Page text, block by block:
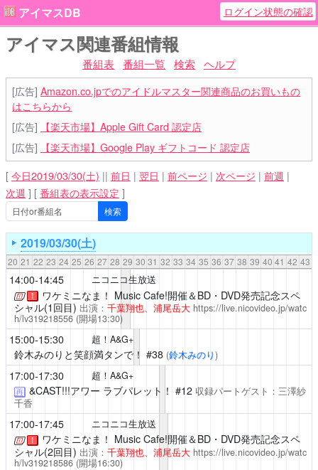
アイマスDB ログイン状態の確認
アイマス関連番組情報
番組表 番組一覧 検索 ヘルプ
[広告] Amazon.co.jpでのアイドルマスター関連商品のお買いもの
はこちらから
[広告]
【楽天市場】Apple Gift Card 認定店
[広告]
【楽天市場】Google Play ギフトコード 認定店
[ 今日2019/03/30(土) || 前日 | 翌日 | 前ページ | 次ページ | 前週 |
次週 ] [ 番組表の表示設定 ]
2019/03/30(土)
20 21 22 23 24 25 26 27 28 29 30 31 32 33 34 35 36 37 38 39 40 41 42 43
14:00-14:45 ニコニコ生放送
！ ワケミニなま！ Music Cafe!開催＆BD・DVD発売記念スペ
シャル(1回目) 出演： 千葉翔也、 浦尾岳大 https://live.nicovideo.jp/watc
h/lv319218556(開場13:30)
15:00-15:30 超！A&G+
鈴木みのりと笑顔満タンで！ #38 (鈴木みのり)
17:00-17:30 超！A&G+
再 &CAST!!!アワー ラブパレット！ #12 収録パートゲスト：三澤紗
千香
17:00-17:45 ニコニコ生放送
！ ワケミニなま！ Music Cafe!開催＆BD・DVD発売記念スペ
シャル(2回目) 出演： 千葉翔也、 浦尾岳大 https://live.nicovideo.jp/watc
h/lv319218586(開場16:30)